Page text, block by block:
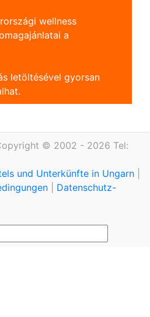
wellness
a
letöltésével gyorsan
© 2002 - 2026 Tel:
und Unterkünfte in Ungarn
Datenschutz-